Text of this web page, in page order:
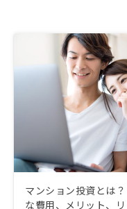
マンション投資とは
な費用、メリット、